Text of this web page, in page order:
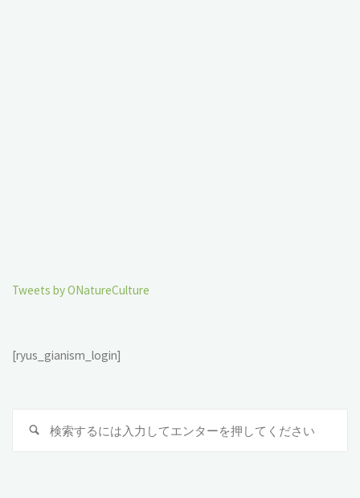
Tweets by ONatureCulture
[ryus_gianism_login]